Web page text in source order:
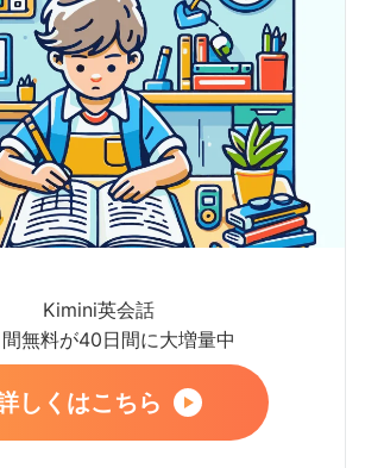
Kimini英会話
無料が40日間に大増量中
しくはこちら